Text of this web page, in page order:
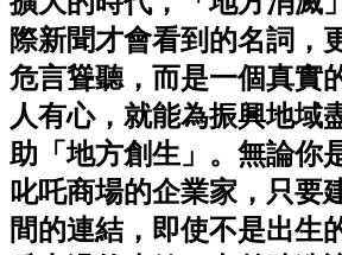
際新聞才會看到的名詞，
危言聳聽，而是一個真實
人有心，就能為振興地域
助「地方創生」。無論你
叱吒商場的企業家，只要
間的連結，即使不是出生